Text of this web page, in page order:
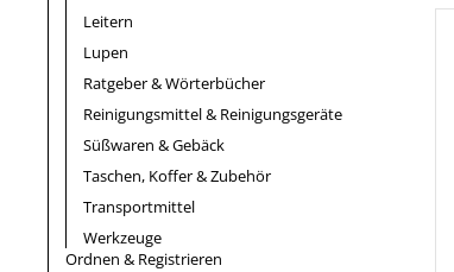
Leitern
Lupen
Ratgeber & Wörterbücher
Reinigungsmittel & Reinigungsgeräte
Süßwaren & Gebäck
Taschen, Koffer & Zubehör
Transportmittel
Werkzeuge
Ordnen & Registrieren